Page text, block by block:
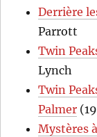
Derrière
Parrott
Twin
Lynch
Twin
Palmer
Mystères